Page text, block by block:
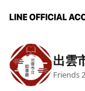
出雲
Friends